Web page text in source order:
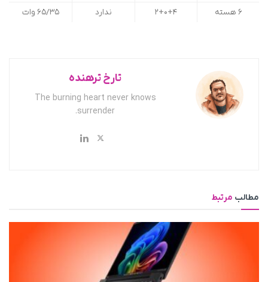
۶ هسته
۲+۰+۴ ندارد ۶۵/۳۵ وات
تارخ ترهنده
The burning heart never knows
surrender.
مطالب مرتبط